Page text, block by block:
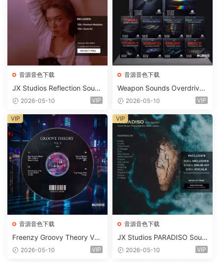
音源音色下载
JX Studios Reflection Soun
d Kit WAV-FANTASTiC
2026-05-10 VIP
音源音色下载
Weapon Sounds Overdrive
x Echo Chamber Production
m 2 Presets-FANTASTiC
2026-05-10 VIP
音源音色下载
Freenzy Groovy Theory Vol.
2 WAV
2026-05-10 VIP
VIP
音源音色下载
JX Studios PARADISO Soun
d Kit MULTiFORMAT-FANTA
2026-05-10 VIP
VIP